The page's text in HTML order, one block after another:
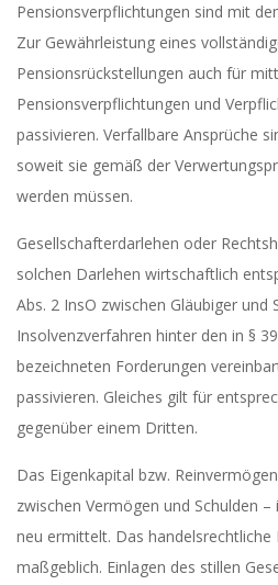
Pensionsverpflichtungen sind mit
Zur Gewährleistung eines
Pensionsrückstellungen auch für
Pensionsverpflichtungen und
passivieren. Verfallbare Ansprüche
soweit sie gemäß der
werden müssen.
Gesellschafterdarlehen oder
solchen Darlehen wirtschaftlich
Abs. 2 InsO zwischen Gläubiger und
Insolvenzverfahren hinter den in §
bezeichneten Forderungen
passivieren. Gleiches gilt für
gegenüber einem Dritten.
Das Eigenkapital bzw.
zwischen Vermögen und Schulden
neu ermittelt. Das
maßgeblich. Einlagen des stillen